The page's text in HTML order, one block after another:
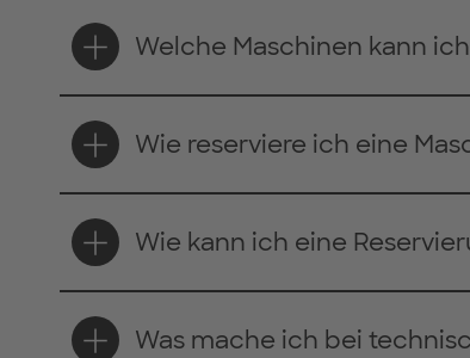
Welche Maschinen kann
Wie reserviere ich eine
Wie kann ich eine
Was mache ich bei